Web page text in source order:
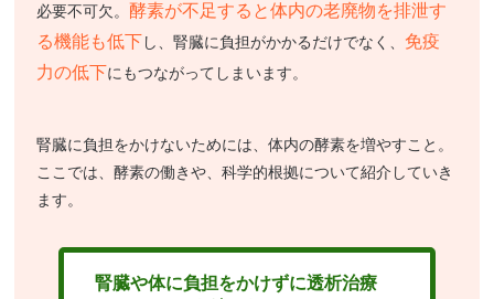
必要不可欠。 酵素が不足すると体内の老廃物を排泄す
る機能も低下し、腎臓に負担がかかるだけでなく、 免疫
力の低下にもつながってしまいます。
腎臓に負担をかけないためには、体内の酵素を増やすこと。
ここでは、酵素の働きや、科学的根拠について紹介していき
ます。
腎臓や体に負担をかけずに透析治療